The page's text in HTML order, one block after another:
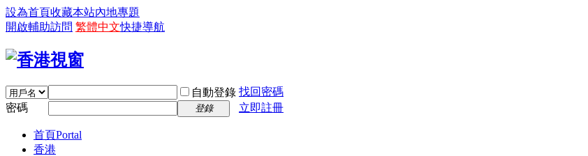
設為首頁收藏本站內地專題
開啟輔助訪問 繁體中文快捷導航
自動登錄 找回密碼
密碼
登錄 立即註冊
首頁Portal
香港